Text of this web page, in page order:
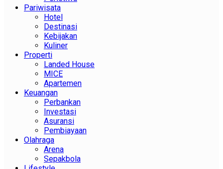
Pariwisata
Hotel
Destinasi
Kebijakan
Kuliner
Properti
Landed House
MICE
Apartemen
Keuangan
Perbankan
Investasi
Asuransi
Pembiayaan
Olahraga
Arena
Sepakbola